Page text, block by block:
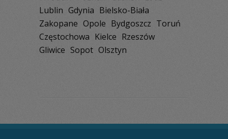
Lublin Gdynia Bielsko-Biała
Zakopane Opole Bydgoszcz Toruń
Częstochowa Kielce Rzeszów
Gliwice Sopot Olsztyn